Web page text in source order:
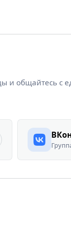
и общайтесь с